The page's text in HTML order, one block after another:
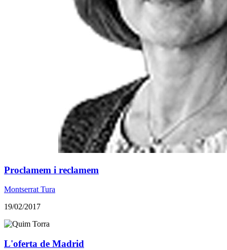
Proclamem i reclamem
Montserrat Tura
19/02/2017
L'oferta de Madrid